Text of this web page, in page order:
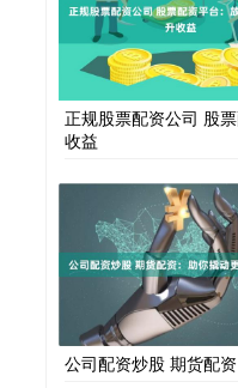
正规股票配资公司 股
收益
公司配资炒股 期货配